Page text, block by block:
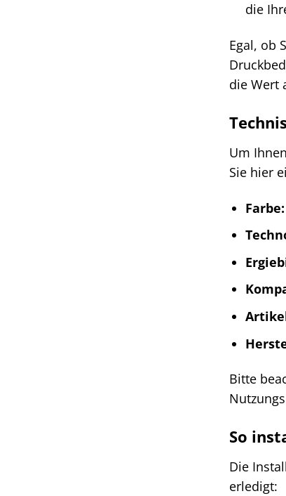
die
Egal, ob
die Wert
Um
Sie hier
Farbe:
Bitte
So
Die
erledigt: